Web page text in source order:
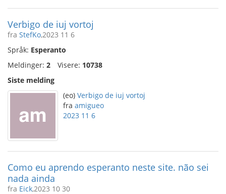
Verbigo de iuj vortoj
fra StefKo,2023 11 6
Språk: Esperanto
Meldinger: 2 Visere: 10738
Siste melding
(eo) Verbigo de iuj vortoj
fra amigueo
2023 11 6
Como eu aprendo esperanto neste site. não sei
nada ainda
fra Eick,2023 10 30